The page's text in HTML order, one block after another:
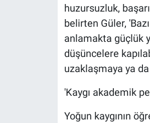
huzursuzluk,
belirten Güler,
anlamakta güçlük
düşüncelere
uzaklaşmaya ya
'Kaygı akademik
Yoğun kaygının